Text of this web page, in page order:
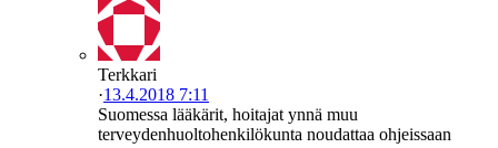
Terkkari
·13.4.2018 7:11
Suomessa lääkärit, hoitajat ynnä muu
terveydenhuoltohenkilökunta noudattaa ohjeissaan